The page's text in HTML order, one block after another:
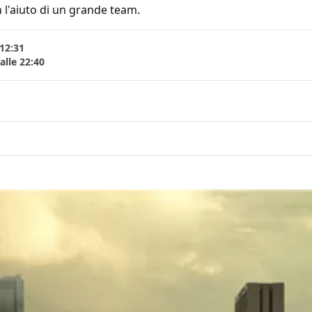
l'aiuto di un grande team.
22:40